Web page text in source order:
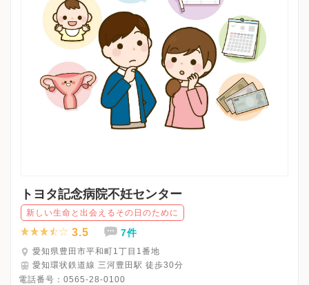
トヨタ記念病院不妊センター
新しい生命と出会えるその日のために
3.5 7件
愛知県豊田市平和町1丁目1番地
愛知環状鉄道線 三河豊田駅 徒歩30分
電話番号： 0565-28-0100